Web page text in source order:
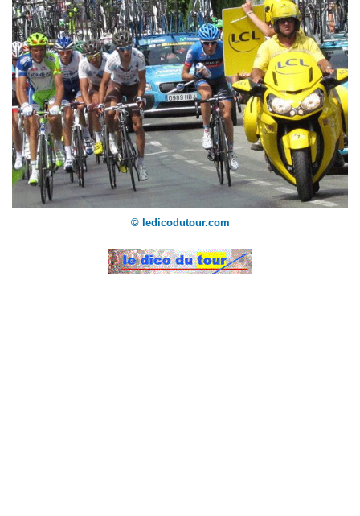
© ledicodutour.com